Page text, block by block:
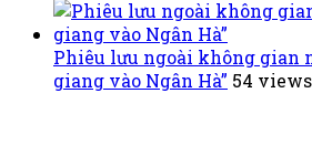
Phiêu lưu ngoài không gian
giang vào Ngân Hà” 54 views